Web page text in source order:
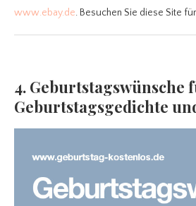
www.ebay.de. Besuchen Sie diese Site
4. Geburtstagswünsche
Geburtstagsgedichte